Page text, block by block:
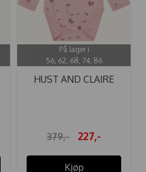
På lager i
56, 62, 68, 74, 86
HUST AND CLAIRE
379,- 227,-
Kjøp